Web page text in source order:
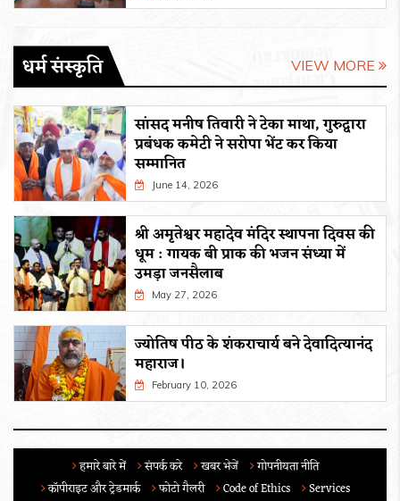
धर्म संस्कृति VIEW MORE
सांसद मनीष तिवारी ने टेका माथा, गुरुद्वारा
प्रबंधक कमेटी ने सरोपा भेंट कर किया
सम्मानित
June 14, 2026
श्री अमृतेश्वर महादेव मंदिर स्थापना दिवस की
धूम : गायक बी प्राक की भजन संध्या में
उमड़ा जनसैलाब
May 27, 2026
ज्योतिष पीठ के शंकराचार्य बने देवादित्यानंद
महाराज।
February 10, 2026
हमारे बारे में संपर्क करे खबर भेजें
गोपनीयता नीति
कॉपीराइट और ट्रेडमार्क
फोटो गैलरी Code of Ethics Services